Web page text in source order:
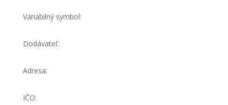
Variabilný symbol:
Dodávateľ:
Adresa:
IČO: